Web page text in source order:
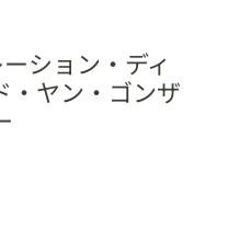
ション・ディ
・ヤン・ゴンザ